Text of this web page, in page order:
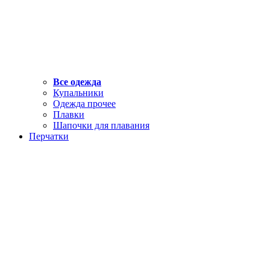
Все одежда
Купальники
Одежда прочее
Плавки
Шапочки для плавания
Перчатки